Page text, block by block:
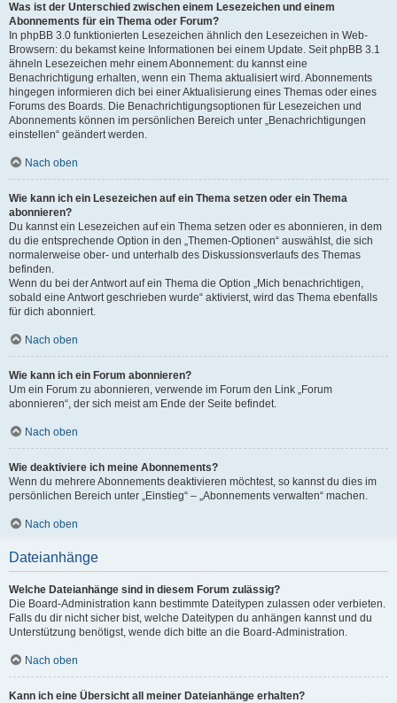
Was ist der Unterschied zwischen einem Lesezeichen und einem
Abonnements für ein Thema oder Forum?
In phpBB 3.0 funktionierten Lesezeichen ähnlich den Lesezeichen in Web-
Browsern: du bekamst keine Informationen bei einem Update. Seit phpBB 3.1
ähneln Lesezeichen mehr einem Abonnement: du kannst eine
Benachrichtigung erhalten, wenn ein Thema aktualisiert wird. Abonnements
hingegen informieren dich bei einer Aktualisierung eines Themas oder eines
Forums des Boards. Die Benachrichtigungsoptionen für Lesezeichen und
Abonnements können im persönlichen Bereich unter „Benachrichtigungen
einstellen“ geändert werden.
Nach oben
Wie kann ich ein Lesezeichen auf ein Thema setzen oder ein Thema
abonnieren?
Du kannst ein Lesezeichen auf ein Thema setzen oder es abonnieren, in dem
du die entsprechende Option in den „Themen-Optionen“ auswählst, die sich
normalerweise ober- und unterhalb des Diskussionsverlaufs des Themas
befinden.
Wenn du bei der Antwort auf ein Thema die Option „Mich benachrichtigen,
sobald eine Antwort geschrieben wurde“ aktivierst, wird das Thema ebenfalls
für dich abonniert.
Nach oben
Wie kann ich ein Forum abonnieren?
Um ein Forum zu abonnieren, verwende im Forum den Link „Forum
abonnieren“, der sich meist am Ende der Seite befindet.
Nach oben
Wie deaktiviere ich meine Abonnements?
Wenn du mehrere Abonnements deaktivieren möchtest, so kannst du dies im
persönlichen Bereich unter „Einstieg“ – „Abonnements verwalten“ machen.
Nach oben
Dateianhänge
Welche Dateianhänge sind in diesem Forum zulässig?
Die Board-Administration kann bestimmte Dateitypen zulassen oder verbieten.
Falls du dir nicht sicher bist, welche Dateitypen du anhängen kannst und du
Unterstützung benötigst, wende dich bitte an die Board-Administration.
Nach oben
Kann ich eine Übersicht all meiner Dateianhänge erhalten?